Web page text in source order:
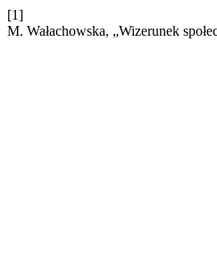
[1]
M. Wałachowska, „Wizerunek